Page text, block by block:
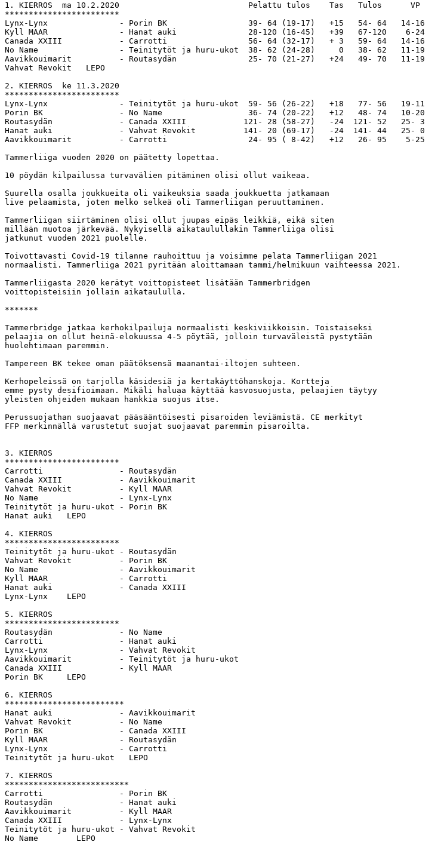
1. KIERROS  ma 10.2.2020                           Pelattu tulos    Tas   Tulos      VP
************************
Lynx-Lynx               - Porin BK                 39- 64 (19-17)   +15   54- 64
Kyll MAAR               - Hanat auki               28-120 (16-45)   +39   67-120
Canada XXIII            - Carrotti                 56- 64 (32-17)   + 3   59- 64
No Name                 - Teinitytöt ja huru-ukot  38- 62 (24-28)     0   38- 62
Aavikkouimarit          - Routasydän               25- 70 (21-27)   +24   49- 70
Vahvat Revokit   LEPO
2. KIERROS  ke 11.3.2020
************************
Lynx-Lynx               - Teinitytöt ja huru-ukot  59- 56 (26-22)   +18   77- 56
Porin BK                - No Name                  36- 74 (20-22)   +12   48- 74
Routasydän              - Canada XXIII            121- 28 (58-27)   -24  121- 52
Hanat auki              - Vahvat Revokit          141- 20 (69-17)   -24  141- 44
Aavikkouimarit          - Carrotti                 24- 95 ( 8-42)   +12   26- 95
Tammerliiga vuoden 2020 on päätetty lopettaa.
10 pöydän kilpailussa turvavälien pitäminen olisi ollut vaikeaa.
Suurella osalla joukkueita oli vaikeuksia saada joukkuetta jatkamaan
live pelaamista, joten melko selkeä oli Tammerliigan peruuttaminen.
Tammerliigan siirtäminen olisi ollut juupas eipäs leikkiä, eikä siten
millään muotoa järkevää. Nykyisellä aikataulullakin Tammerliiga olisi
jatkunut vuoden 2021 puolelle.
Toivottavasti Covid-19 tilanne rauhoittuu ja voisimme pelata Tammerliigan 2021
normaalisti. Tammerliiga 2021 pyritään aloittamaan tammi/helmikuun vaihteessa 2021.
Tammerliigasta 2020 kerätyt voittopisteet lisätään Tammerbridgen
voittopisteisiin jollain aikataululla.
*******
Tammerbridge jatkaa kerhokilpailuja normaalisti keskiviikkoisin. Toistaiseksi
pelaajia on ollut heinä-elokuussa 4-5 pöytää, jolloin turvaväleistä pystytään
huolehtimaan paremmin.
Tampereen BK tekee oman päätöksensä maanantai-iltojen suhteen.
Kerhopeleissä on tarjolla käsidesiä ja kertakäyttöhanskoja. Kortteja
emme pysty desifioimaan. Mikäli haluaa käyttää kasvosuojusta, pelaajien täytyy
yleisten ohjeiden mukaan hankkia suojus itse.
Perussuojathan suojaavat pääsääntöisesti pisaroiden leviämistä. CE merkityt
FFP merkinnällä varustetut suojat suojaavat paremmin pisaroilta.
3. KIERROS
************************
Carrotti                - Routasydän
Canada XXIII            - Aavikkouimarit
Vahvat Revokit          - Kyll MAAR
No Name                 - Lynx-Lynx
Teinitytöt ja huru-ukot - Porin BK
Hanat auki   LEPO
4. KIERROS
************************
Teinitytöt ja huru-ukot - Routasydän
Vahvat Revokit          - Porin BK
No Name                 - Aavikkouimarit
Kyll MAAR               - Carrotti
Hanat auki              - Canada XXIII
Lynx-Lynx    LEPO
5. KIERROS
************************
Routasydän              - No Name
Carrotti                - Hanat auki
Lynx-Lynx               - Vahvat Revokit
Aavikkouimarit          - Teinitytöt ja huru-ukot
Canada XXIII            - Kyll MAAR
Porin BK     LEPO
6. KIERROS
*************************
Hanat auki              - Aavikkouimarit
Vahvat Revokit          - No Name
Porin BK                - Canada XXIII
Kyll MAAR               - Routasydän
Lynx-Lynx               - Carrotti
Teinitytöt ja huru-ukot   LEPO
7. KIERROS
**************************
Carrotti                - Porin BK
Routasydän              - Hanat auki
Aavikkouimarit          - Kyll MAAR
Canada XXIII            - Lynx-Lynx
Teinitytöt ja huru-ukot - Vahvat Revokit
No Name        LEPO